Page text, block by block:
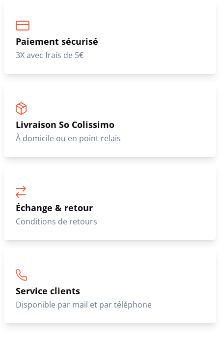
Paiement sécurisé
3X avec frais de 5€
Livraison So Colissimo
À domicile ou en point relais
Échange & retour
Conditions de retours
Service clients
Disponible par mail et par téléphone